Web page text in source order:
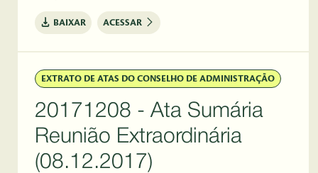
BAIXAR ACESSAR
EXTRATO DE ATAS DO CONSELHO DE ADMINISTRAÇÃO
20171208 - Ata Sumária
Reunião Extraordinária
(08.12.2017)